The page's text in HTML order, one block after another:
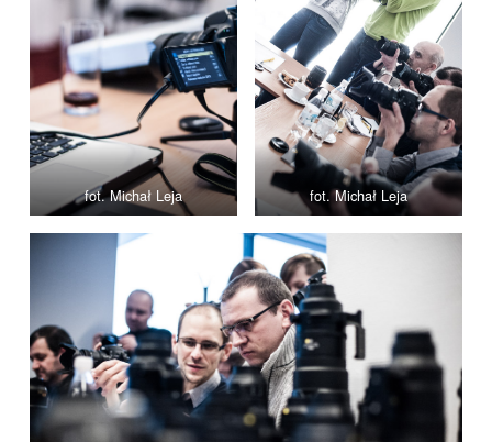
fot. Michał Leja fot. Michał Leja